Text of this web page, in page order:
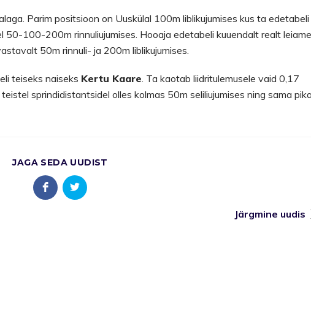
Parim positsioon on Uuskülal 100m liblikujumises kus ta edetabeli
50-100-200m rinnuliujumises. Hooaja edetabeli kuuendalt realt
50m rinnuli- ja 200m liblikujumises.
teiseks naiseks Kertu Kaare . Ta kaotab liidritulemusele vaid 0,17
sprindidistantsidel olles kolmas 50m seliliujumises ning sama
JAGA SEDA UUDIST
Järgmine uudis